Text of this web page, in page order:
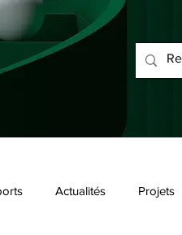
Actualités Projets